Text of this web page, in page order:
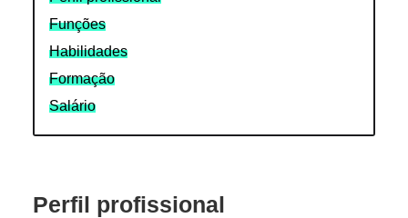
Funções
Habilidades
Formação
Salário
Perfil profissional